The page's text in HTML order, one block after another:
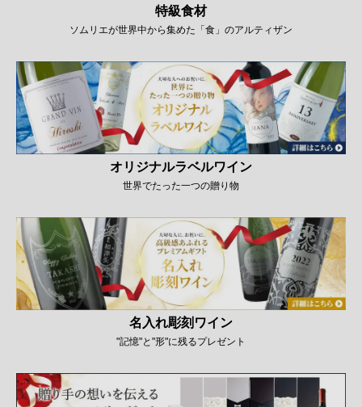
特級食材
ソムリエが世界中から集めた「食」のアルティザン
オリジナルラベルワイン
世界でたった一つの贈り物
名入れ彫刻ワイン
"記憶"と"形"に残るプレゼント